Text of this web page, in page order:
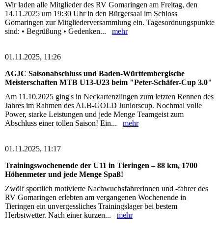
Wir laden alle Mitglieder des RV Gomaringen am Freitag, den
14.11.2025 um 19:30 Uhr in den Bürgersaal im Schloss
Gomaringen zur Mitgliederversammlung ein. Tagesordnungspunkte
sind: • Begrüßung • Gedenken... mehr
01.11.2025, 11:26
AGJC Saisonabschluss und Baden-Württembergische
Meisterschaften MTB U13-U23 beim "Peter-Schäfer-Cup 3.0"
Am 11.10.2025 ging's in Neckartenzlingen zum letzten Rennen des
Jahres im Rahmen des ALB-GOLD Juniorscup. Nochmal volle
Power, starke Leistungen und jede Menge Teamgeist zum
Abschluss einer tollen Saison! Ein... mehr
01.11.2025, 11:17
Trainingswochenende der U11 in Tieringen – 88 km, 1700
Höhenmeter und jede Menge Spaß!
Zwölf sportlich motivierte Nachwuchsfahrerinnen und -fahrer des
RV Gomaringen erlebten am vergangenen Wochenende in
Tieringen ein unvergessliches Trainingslager bei bestem
Herbstwetter. Nach einer kurzen... mehr